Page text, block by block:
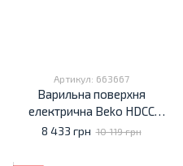
Артикул: 663667
Варильна поверхня
електрична Beko HDCC
32200 X
8 433 грн 10 119 грн